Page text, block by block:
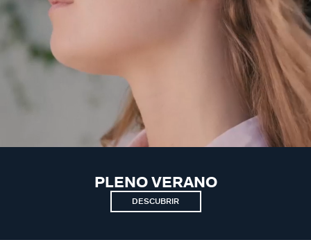
PLENO VERANO
DESCUBRIR